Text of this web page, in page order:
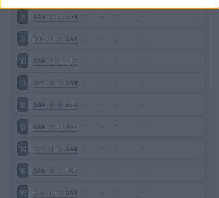
8 SAM 0-0 ROM
9 BOL 2-1 SAM
10 SAM 1-1 LEC
11 SPA 0-1 SAM
12 SAM 0-0 ATA
13 SAM 2-1 UDI
14 CAG 4-3 SAM
15 SAM 0-1 PAR
16 GEN 0-1 SAM